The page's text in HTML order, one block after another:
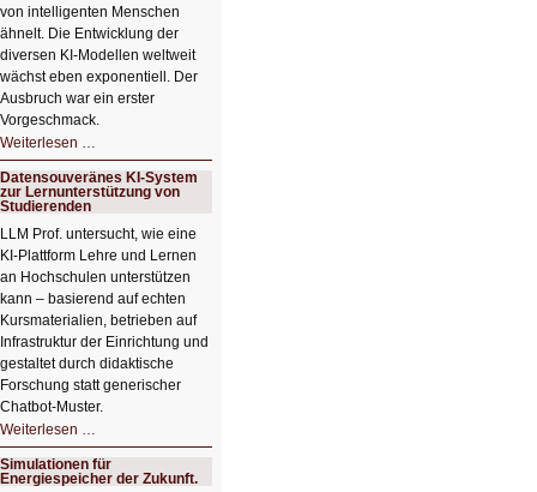
von intelligenten Menschen
ähnelt. Die Entwicklung der
diversen KI-Modellen weltweit
wächst eben exponentiell. Der
Ausbruch war ein erster
Vorgeschmack.
Weiterlesen …
Der
Ausbruch
der
KI
Datensouveränes KI-System
zur Lernunterstützung von
Studierenden
LLM Prof. untersucht, wie eine
KI‑Plattform Lehre und Lernen
an Hochschulen unterstützen
kann – basierend auf echten
Kursmaterialien, betrieben auf
Infrastruktur der Einrichtung und
gestaltet durch didaktische
Forschung statt generischer
Chatbot‑Muster.
Weiterlesen …
KI-
System
zur
Lernunterstützung
Simulationen für
Energiespeicher der Zukunft.